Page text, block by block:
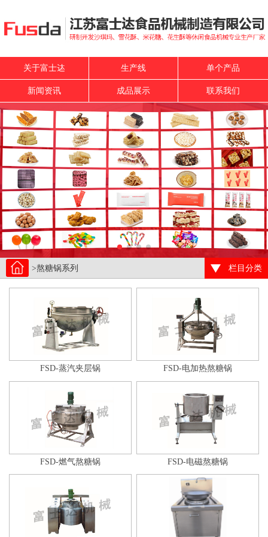
关于富士迏 生产线 单个产品
新闻资讯 成品展示 联系我们
>熬糖锅系列 栏目分类
FSD-蒸汽夹层锅 FSD-电加热熬糖锅
FSD-燃气熬糖锅 FSD-电磁熬糖锅